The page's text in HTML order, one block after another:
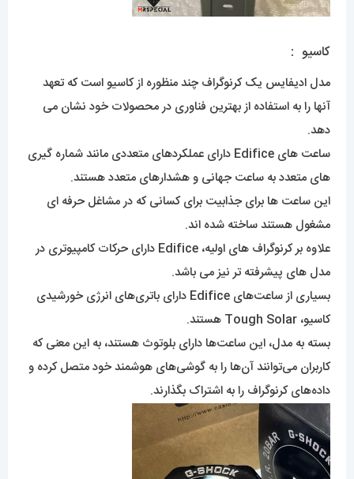
کاسیو :
مدل ادیفایس یک کرنوگراف چند منظوره از کاسیو است که تعهد
آنها را به استفاده از بهترین فناوری در محصولات خود نشان می
دهد.
ساعت های Edifice دارای عملکردهای متعددی مانند شماره گیری
های متعدد به ساعت جهانی و هشدارهای متعدد هستند.
این ساعت ها برای جذابیت برای کسانی که در مشاغل حرفه ای
مشغول هستند ساخته شده اند.
علاوه بر کرنوگراف های اولیه، Edifice دارای حرکات کامپیوتری در
مدل های پیشرفته تر نیز می باشد.
بسیاری از ساعت‌های Edifice دارای باتری‌های انرژی خورشیدی
کاسیو، Tough Solar هستند.
بسته به مدل، این ساعت‌ها دارای بلوتوث هستند، به این معنی که
کاربران می‌توانند آن‌ها را به گوشی‌های هوشمند خود متصل کرده و
داده‌های کرنوگراف را به اشتراک بگذارند.